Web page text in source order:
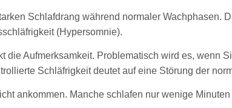
Schlafdrang während normaler Wachphasen.
(Hypersomnie).
Aufmerksamkeit. Problematisch wird es, wenn
Schläfrigkeit deutet auf eine Störung der
ankommen. Manche schlafen nur wenige